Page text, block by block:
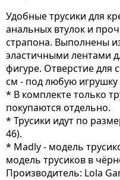
Удобные трусики для
анальных втулок и
страпона. Выполнены
эластичными лентами
фигуре. Отверстие для
см - под любую игрушку
* В комплекте только
покупаются отдельно.
* Трусики идут по
46).
* Madly - модель
модель трусиков в
Производитель: Lola